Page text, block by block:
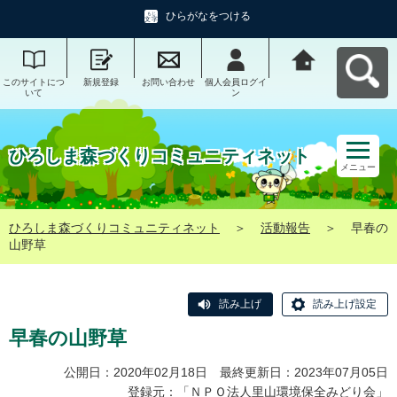
ひらがなをつける
このサイトにつ
いて
新規登録 お問い合わせ
個人会員ログイ
ン
ひろしま森づくりコミュニティネット
メニュー
ひろしま森づくりコミュニティネット ＞ 活動報告 ＞
早春の
山野草
読み上げ 読み上げ設定
早春の山野草
公開日：2020年02月18日 最終更新日：2023年07月05日
登録元：「 ＮＰＯ法人里山環境保全みどり会 」